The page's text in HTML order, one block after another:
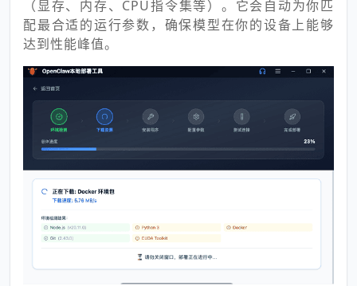
（显存、内存、CPU指令集等）。它会自动为你匹
配最合适的运行参数，确保模型在你的设备上能够
达到性能峰值。